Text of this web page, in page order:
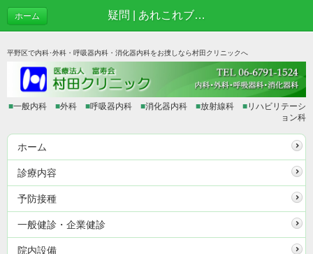
疑問 | あれこれブログ
ホーム
平野区で内科･外科・呼吸器内科・消化器内科をお捜しなら村田クリニックへ
■一般内科 ■外科 ■呼吸器内科 ■消化器内科 ■放射線科 ■リハビリテーシ
ョン科
ホーム
診療内容
予防接種
一般健診・企業健診
院内設備